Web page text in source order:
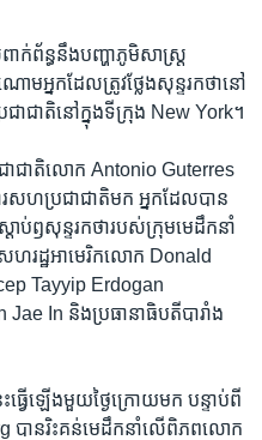
ព័ន្ធ​នឹង​បញ្ហា​ភូមិសាស្ត្រ​
អ្នក​ដែល​ត្រូវ​ថ្លែង​សុន្ទរកថា​នៅ​
ជាជាតិ​នៅ​ក្នុង​ទីក្រុង New York។
ជាជាតិ​លោក Antonio Guterres
រ​សហប្រជាជាតិ​មក អ្នក​ដែល​បាន​
ដាប់​ឭ​សុន្ទរកថា​របស់​ក្រុម​មេដឹកនាំ​
រដ្ឋ​អាមេរិក​លោក Donald
Tayyip Erdogan
In និង​ប្រធានាធិបតី​បារាំង​
ធ្វើ​ឡើង​មួយ​ថ្ងៃ​ក្រោយ​មក បន្ទាប់ពី​
បាន​រិះគន់​មេដឹកនាំ​លើ​ពិភពលោក​